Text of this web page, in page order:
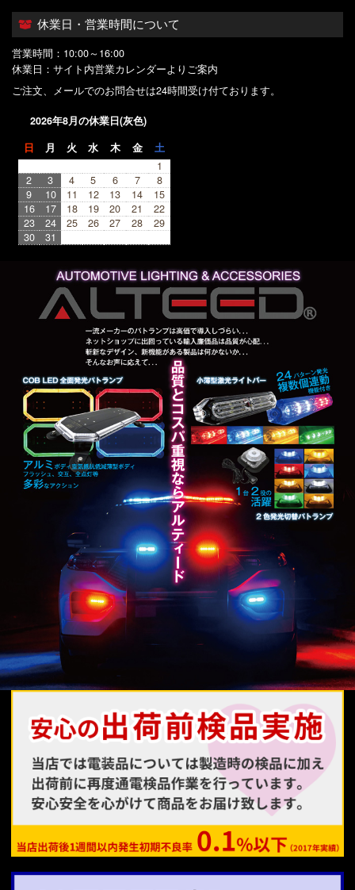
休業日・営業時間について
営業時間：10:00～16:00
休業日：サイト内営業カレンダーよりご案内
ご注文、メールでのお問合せは24時間受け付ております。
2026年8月の休業日(灰色)
日 月 火 水 木 金 土
1
2
3 4 5 6 7
8
9
10 11 12 13 14
15
16
17 18 19 20 21
22
23
24 25 26 27 28
29
30
31